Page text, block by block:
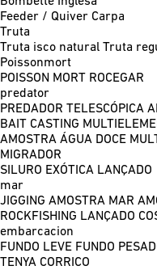
Feeder / Quiver Carpa
Truta
Truta isco natural Truta
Poissonmort
POISSON MORT ROCEGAR
predator
PREDADOR TELESCÓPICA
BAIT CASTING
AMOSTRA ÁGUA DOCE
MIGRADOR
SILURO EXÓTICA LANÇADO
mar
JIGGING AMOSTRA MAR
ROCKFISHING LANÇADO
embarcacion
FUNDO LEVE FUNDO
TENYA CORRICO